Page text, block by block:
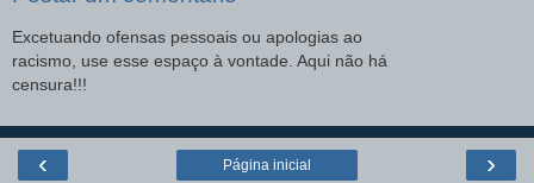
Excetuando ofensas pessoais ou apologias ao
racismo, use esse espaço à vontade. Aqui não há
censura!!!
‹ ›
Página inicial